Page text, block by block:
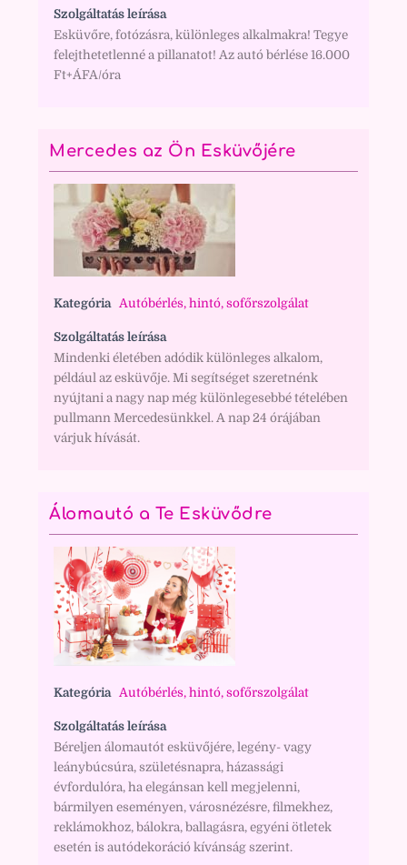
Szolgáltatás leírása
Esküvőre, fotózásra, különleges alkalmakra! Tegye
felejthetetlenné a pillanatot! Az autó bérlése 16.000
Ft+ÁFA/óra
Mercedes az Ön Esküvőjére
Kategória Autóbérlés, hintó, sofőrszolgálat
Szolgáltatás leírása
Mindenki életében adódik különleges alkalom,
például az esküvője. Mi segítséget szeretnénk
nyújtani a nagy nap még különlegesebbé tételében
pullmann Mercedesünkkel. A nap 24 órájában
várjuk hívását.
Álomautó a Te Esküvődre
Kategória Autóbérlés, hintó, sofőrszolgálat
Szolgáltatás leírása
Béreljen álomautót esküvőjére, legény- vagy
leánybúcsúra, születésnapra, házassági
évfordulóra, ha elegánsan kell megjelenni,
bármilyen eseményen, városnézésre, filmekhez,
reklámokhoz, bálokra, ballagásra, egyéni ötletek
esetén is autódekoráció kívánság szerint.